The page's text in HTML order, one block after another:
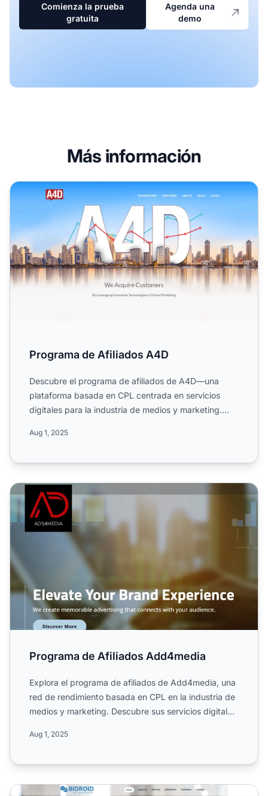
Comienza la prueba
gratuita
Agenda una
demo
Más información
Programa de Afiliados A4D
Programa de Afiliados A4D
Descubre el programa de afiliados de A4D—una
plataforma basada en CPL centrada en servicios
digitales para la industria de medios y marketing.
Aug 1, 2025
Programa de Afiliados Add4media
Programa de Afiliados Add4media
Explora el programa de afiliados de Add4media, una
red de rendimiento basada en CPL en la industria de
medios y marketing. Descubre sus servicios digitales,
Aug 1, 2025
Programa de Afiliados de Bidroid